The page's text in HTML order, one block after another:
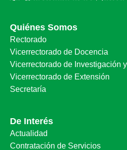
Quiénes Somos
Rectorado
Vicerrectorado de Docencia
Vicerrectorado de Investigación
Vicerrectorado de Extensión
Secretaría
De Interés
Actualidad
Contratación de Servicios